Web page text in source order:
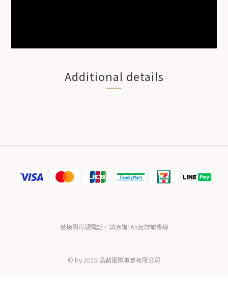
Additional details
若接到可疑電話，請洽詢165反詐騙專線
© by 2025 品創國際事業有限公司